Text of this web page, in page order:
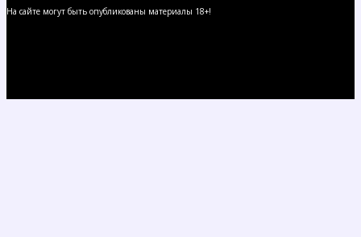
На сайте могут быть опубликованы материалы 18+!